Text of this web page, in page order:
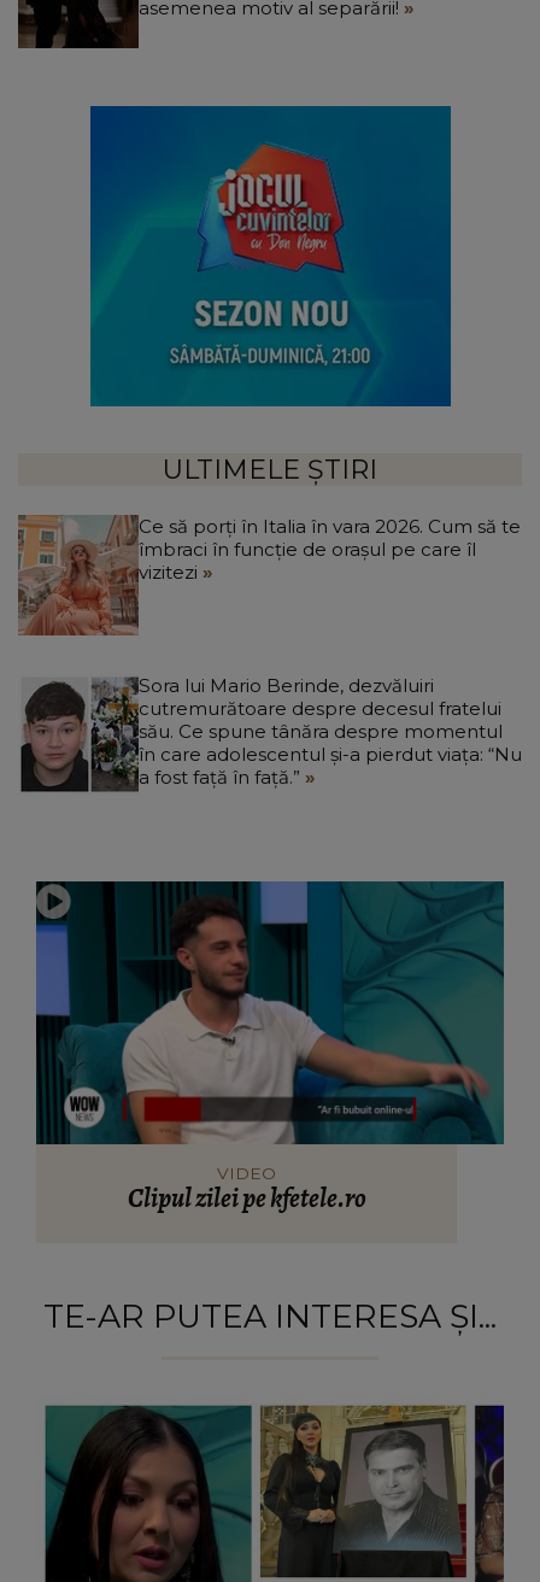
asemenea motiv al separării!
ULTIMELE ȘTIRI
Ce să porți în Italia în vara 2026. Cum să te
îmbraci în funcție de orașul pe care îl
vizitezi
Sora lui Mario Berinde, dezvăluiri
cutremurătoare despre decesul fratelui
său. Ce spune tânăra despre momentul
în care adolescentul și-a pierdut viața: “Nu
a fost față în față.”
VIDEO
Clipul zilei pe kfetele.ro
TE-AR PUTEA INTERESA ȘI...